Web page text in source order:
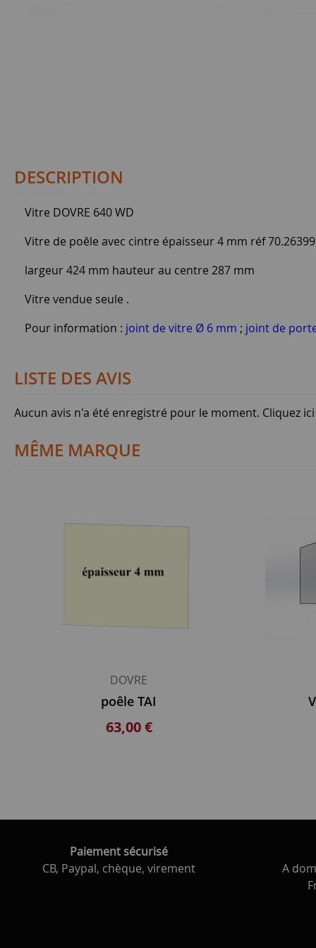
DESCRIPTION
Vitre DOVRE 640 WD
Vitre de poêle avec cintre épaisseur 4 mm réf 70.26399
largeur 424 mm hauteur au centre 287 mm
Vitre vendue seule .
Pour information : joint de vitre Ø 6 mm ; joint de
LISTE DES AVIS
Aucun avis n'a été enregistré pour le moment. Cliquez
MÊME MARQUE
DOVRE
poêle TAI
63,00 €
Paiement sécurisé
CB, Paypal, chèque, virement
A